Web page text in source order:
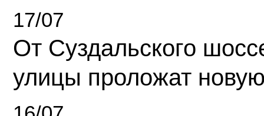
17/07
От Суздальского
улицы проложат